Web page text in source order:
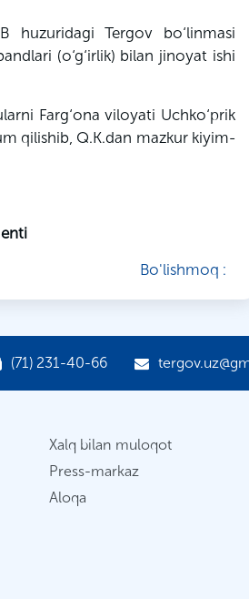
huzuridagi Tergov bo‘linmasi
(o‘g‘irlik) bilan jinoyat ishi
Farg‘ona viloyati Uchko‘prik
qilishib, Q.K.dan mazkur kiyim-
Bo'lishmoq :
(71) 231-40-66
Xalq bilan muloqot
Press-markaz
Aloqa